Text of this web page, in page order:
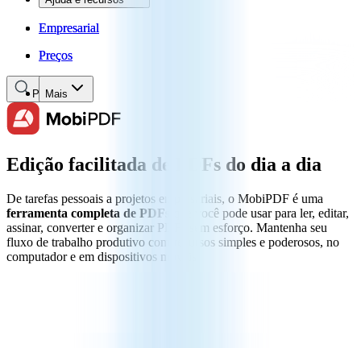
Empresarial
Preços
Mais
Empresarial
Preços
Pesquisar
Edição facilitada de PDFs do dia a dia
De tarefas pessoais a projetos empresariais, o MobiPDF é uma
ferramenta completa de PDFs
que você pode usar para ler, editar,
assinar, converter e organizar PDFs sem esforço. Mantenha seu
fluxo de trabalho produtivo com recursos simples e poderosos, no
computador e em dispositivos móveis.